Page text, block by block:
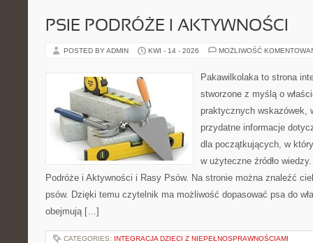
PSIE PODRÓŻE I AKTYWNOŚCI
POSTED BY ADMIN KWI - 14 - 2026 MOŻLIWOŚĆ
Pakawilkolaka to strona
stworzone z myślą o
praktycznych wskazówek,
przydatne informacje
dla początkujących, w
w użyteczne źródło
Podróże i Aktywności i Rasy Psów. Na stronie można znaleźć
psów. Dzięki temu czytelnik ma możliwość dopasować psa do
obejmują […]
CATEGORIES: INTEGRACJA DZIECI Z NIEPEŁNOSPRAWNOŚCIAMI